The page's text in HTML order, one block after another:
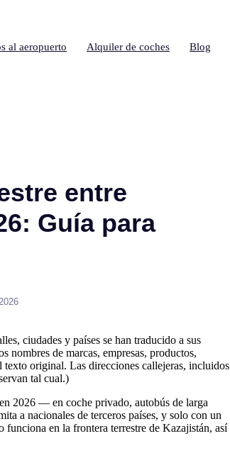
al aeropuerto Alquiler de coches Blog
entre
Guía para
ciudades y países se han traducido a sus
nombres de marcas, empresas, productos,
texto original. Las direcciones callejeras, incluidos
tal cual.)
2026 — en coche privado, autobús de larga
a nacionales de terceros países, y solo con un
en la frontera terrestre de Kazajistán, así